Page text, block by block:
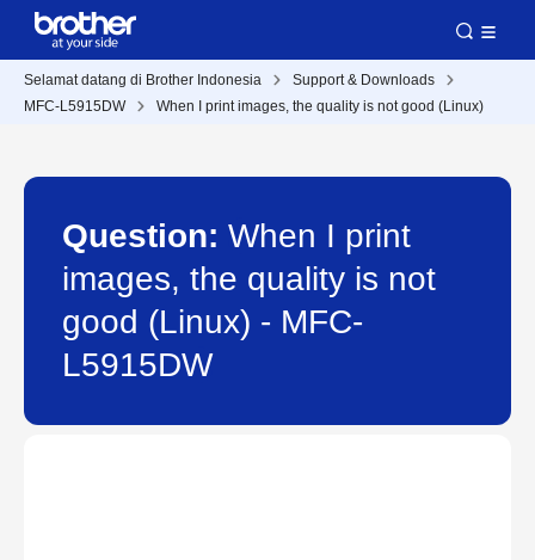
Selamat datang di Brother Indonesia
Support & Downloads
MFC-L5915DW
When I print images, the quality is not good (Linux)
Question: When I print
images, the quality is not
good (Linux) - MFC-
L5915DW